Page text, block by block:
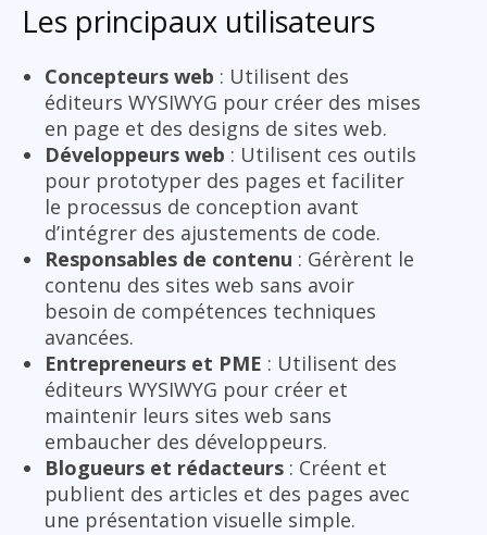
Les principaux utilisateurs
Concepteurs web : Utilisent des
éditeurs WYSIWYG pour créer des mises
en page et des designs de sites web.
Développeurs web : Utilisent ces outils
pour prototyper des pages et faciliter
le processus de conception avant
d’intégrer des ajustements de code.
Responsables de contenu : Gérèrent le
contenu des sites web sans avoir
besoin de compétences techniques
avancées.
Entrepreneurs et PME : Utilisent des
éditeurs WYSIWYG pour créer et
maintenir leurs sites web sans
embaucher des développeurs.
Blogueurs et rédacteurs : Créent et
publient des articles et des pages avec
une présentation visuelle simple.